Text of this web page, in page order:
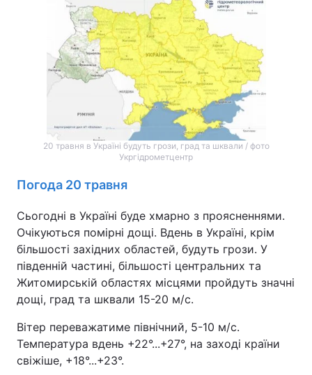
20 травня в Україні будуть грози, град та шквали / фото
Укргідрометцентр
Погода 20 травня
Сьогодні в Україні буде хмарно з проясненнями.
Очікуються помірні дощі. Вдень в Україні, крім
більшості західних областей, будуть грози. У
південній частині, більшості центральних та
Житомирській областях місцями пройдуть значні
дощі, град та шквали 15-20 м/с.
Вітер переважатиме північний, 5-10 м/с.
Температура вдень +22°...+27°, на заході країни
свіжіше, +18°...+23°.